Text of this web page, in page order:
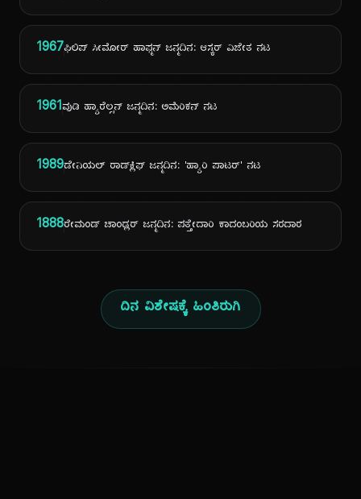
1967ಫಿಲಿಪ್ ಸೀಮೋರ್ ಹಾಫ್ಮನ್ ಜನ್ಮದಿನ: ಆಸ್ಕರ್ ವಿಜೇತ ನಟ
1961ವುಡಿ ಹ್ಯಾರೆಲ್ಸನ್ ಜನ್ಮದಿನ: ಅಮೆರಿಕನ್ ನಟ
1989ಡೇನಿಯಲ್ ರಾಡ್‌ಕ್ಲಿಫ್ ಜನ್ಮದಿನ: 'ಹ್ಯಾರಿ ಪಾಟರ್' ನಟ
1888ರೇಮಂಡ್ ಚಾಂಡ್ಲರ್ ಜನ್ಮದಿನ: ಪತ್ತೇದಾರಿ ಕಾದಂಬರಿಯ ಸರದಾರ
ದಿನ ವಿಶೇಷಕ್ಕೆ ಹಿಂತಿರುಗಿ